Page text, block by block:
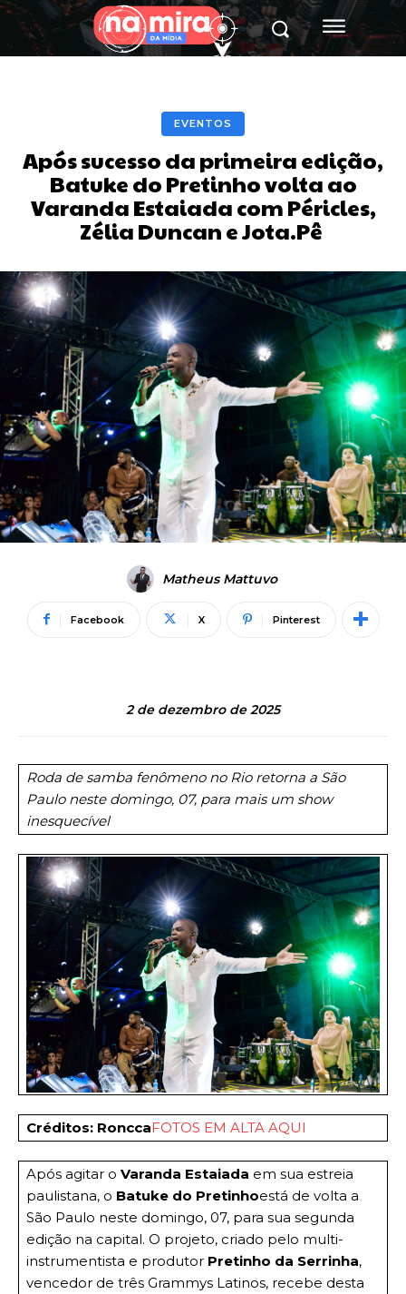
EVENTOS
Após sucesso da primeira edição,
Batuke do Pretinho volta ao
Varanda Estaiada com Péricles,
Zélia Duncan e Jota.Pê
Matheus Mattuvo
Facebook X Pinterest
2 de dezembro de 2025
Roda de samba fenômeno no Rio retorna a São
Paulo neste domingo, 07, para mais um show
inesquecível
Créditos: RonccaFOTOS EM ALTA AQUI
Após agitar o Varanda Estaiada em sua estreia
paulistana, o Batuke do Pretinhoestá de volta a
São Paulo neste domingo, 07, para sua segunda
edição na capital. O projeto, criado pelo multi-
instrumentista e produtor Pretinho da Serrinha,
vencedor de três Grammys Latinos, recebe desta